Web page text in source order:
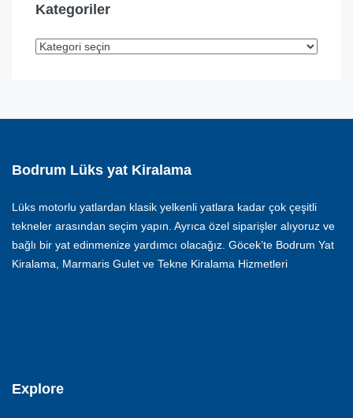
Kategoriler
Bodrum Lüks yat Kiralama
Lüks motorlu yatlardan klasik yelkenli yatlara kadar çok çeşitli
tekneler arasından seçim yapın. Ayrıca özel siparişler alıyoruz ve
bağlı bir yat edinmenize yardımcı olacağız. Göcek’te Bodrum Yat
Kiralama, Marmaris Gulet ve Tekne Kiralama Hizmetleri
Explore